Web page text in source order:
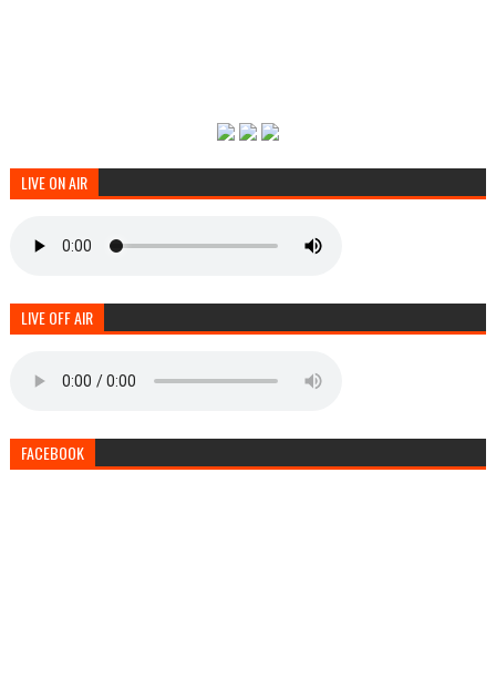
LIVE ON AIR
LIVE OFF AIR
FACEBOOK